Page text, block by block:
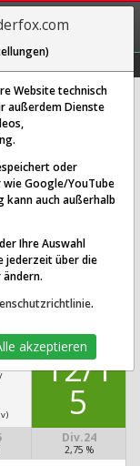
REGIS-
TRIEREN
HNR1)
Check
Infos zum Score
Div.24
2,75 %
12/1
5
Website technisch
außerdem Dienste
oder
Google/YouTube
kann auch außerhalb
Ihre Auswahl
jederzeit über die
.
akzeptieren